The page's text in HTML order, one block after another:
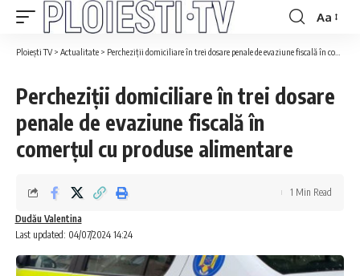
Aa
Ploiești TV> Actualitate > Percheziţii domiciliare în trei dosare penale de evaziune fiscală în comerțul cu produse alimentare
Percheziţii domiciliare în trei dosare
penale de evaziune fiscală în
comerțul cu produse alimentare
Last updated: 04/07/2024 14:24
Dudău Valentina
1 Min Read